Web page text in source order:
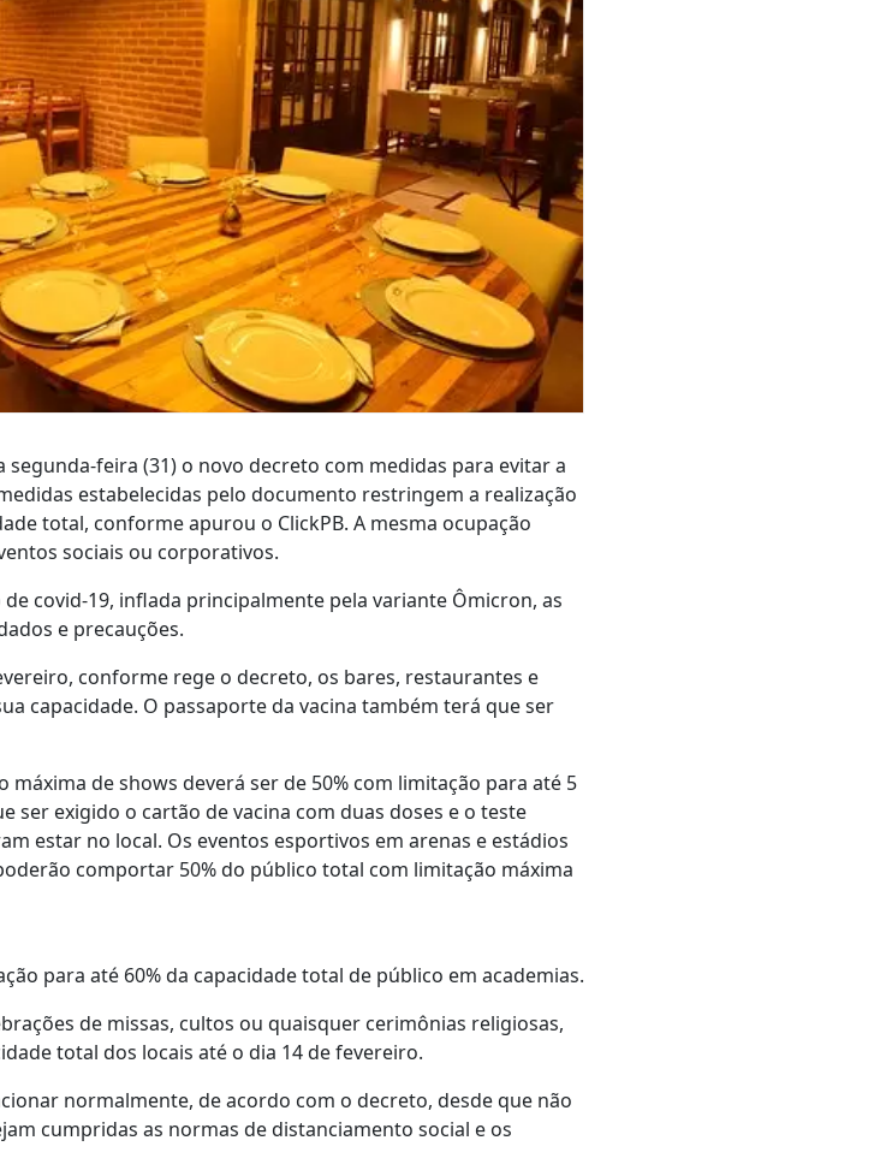
feira (31) o novo decreto com medidas para evitar a
estabelecidas pelo documento restringem a realização
total, conforme apurou o ClickPB. A mesma ocupação
sociais ou corporativos.
covid-19, inflada principalmente pela variante Ômicron, as
e precauções.
conforme rege o decreto, os bares, restaurantes e
capacidade. O passaporte da vacina também terá que ser
de shows deverá ser de 50% com limitação para até 5
ser exigido o cartão de vacina com duas doses e o teste
estar no local. Os eventos esportivos em arenas e estádios
comportar 50% do público total com limitação máxima
para até 60% da capacidade total de público em academias.
de missas, cultos ou quaisquer cerimônias religiosas,
total dos locais até o dia 14 de fevereiro.
normalmente, de acordo com o decreto, desde que não
cumpridas as normas de distanciamento social e os